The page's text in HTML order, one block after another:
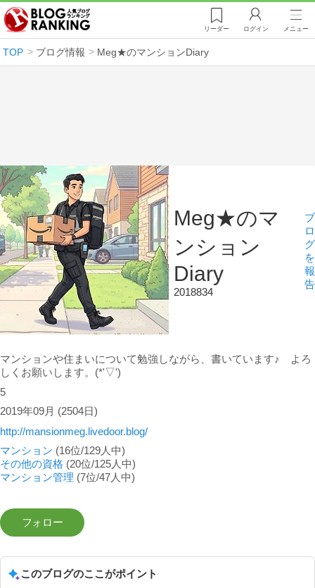
リーダー ログイン メニュー
TOP ブログ情報 Meg★のマンションDiary
Meg★のマ
ンション
Diary
2018834
ブ
ロ
グ
を
報
告
マンションや住まいについて勉強しながら、書いています♪ よろ
しくお願いします。(*'▽')
5
2019年09月 (2504日)
http://mansionmeg.livedoor.blog/
マンション (16位/129人中)
その他の資格 (20位/125人中)
マンション管理 (7位/47人中)
このブログのここがポイント